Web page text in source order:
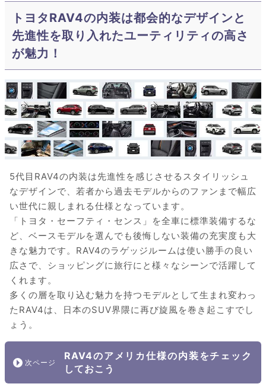
トヨタRAV4の内装は都会的なデザインと
先進性を取り入れたユーティリティの高さ
が魅力！
5代目RAV4の内装は先進性を感じさせるスタイリッシュ
なデザインで、若者から過去モデルからのファンまで幅広
い世代に親しまれる仕様となっています。
「トヨタ・セーフティ・センス」を全車に標準装備するな
ど、ベースモデルを選んでも後悔しない装備の充実度も大
きな魅力です。RAV4のラゲッジルームは使い勝手の良い
広さで、ショッピングに旅行にと様々なシーンで活躍して
くれます。
多くの層を取り込む魅力を持つモデルとして生まれ変わっ
たRAV4は、日本のSUV界隈に再び旋風を巻き起こすでし
ょう。
RAV4のアメリカ仕様の内装をチェック
しておこう